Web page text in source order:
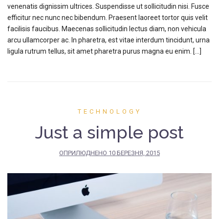
venenatis dignissim ultrices. Suspendisse ut sollicitudin nisi. Fusce
efficitur nec nunc nec bibendum. Praesent laoreet tortor quis velit
facilisis faucibus. Maecenas sollicitudin lectus diam, non vehicula
arcu ullamcorper ac. In pharetra, est vitae interdum tincidunt, urna
ligula rutrum tellus, sit amet pharetra purus magna eu enim. […]
TECHNOLOGY
Just a simple post
ОПРИЛЮДНЕНО 10 БЕРЕЗНЯ, 2015